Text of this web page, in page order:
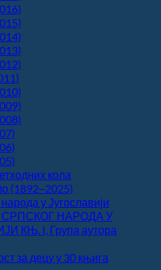
кола
(1892‒2025)
у Југославији
НАРОДА У
КЊ. I, Група аутора
за децу у 30 књига